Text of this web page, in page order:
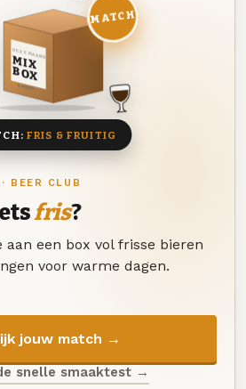
BEER CLUB
fris?
aan een box vol frisse bieren
voor warme dagen.
jouw match →
snelle smaaktest →
DEZE MAAND
MIX
BOX
8 BIEREN
MATCH
FRIS & FRUITIG